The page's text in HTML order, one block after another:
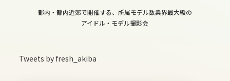
14
都内・都内近郊で開催する、所属モデル数業界最大級の
アイドル・モデル撮影会
Tweets by fresh_akiba